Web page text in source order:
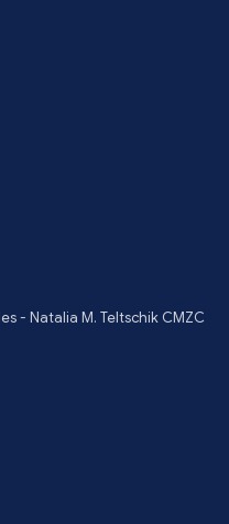
- Natalia M. Teltschik CMZC